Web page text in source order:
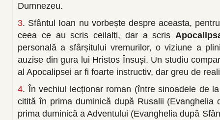
Dumnezeu.
3. Sfântul Ioan nu vorbește despre aceasta,
ceea ce au scris ceilalți, dar a scris
personală a sfârșitului vremurilor, o viziune a
auzise din gura lui Hristos Însuși. Un studiu
al Apocalipsei ar fi foarte instructiv, dar greu de
4. În vechiul lecționar roman (între sinoadele de
citită în prima duminică după Rusalii (Evanghelia
prima duminică a Adventului (Evanghelia după